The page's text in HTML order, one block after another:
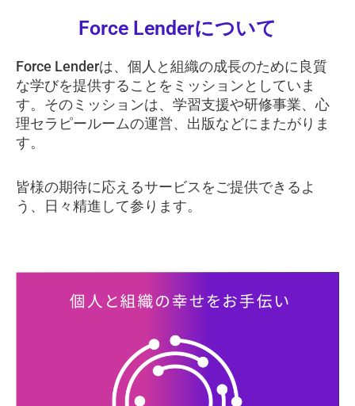
Force Lenderについて
Force Lenderは、個人と組織の成長のために良質
な学びを提供することをミッションとしていま
す。そのミッションは、学習支援や研修事業、心
理セラピールームの運営、出版などにまたがりま
す。
皆様の期待に応えるサービスをご提供できるよ
う、日々精進して参ります。